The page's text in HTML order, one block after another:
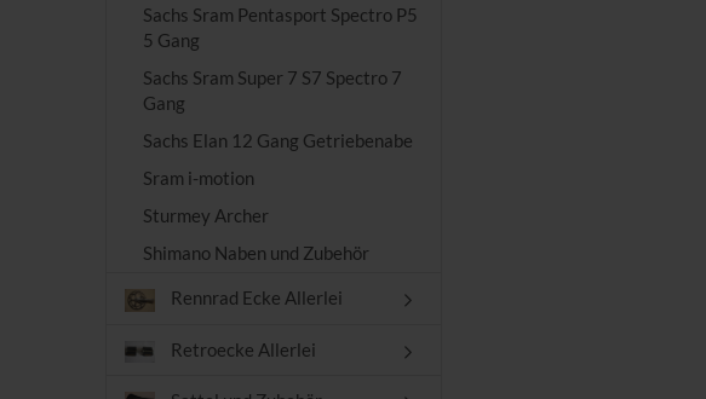
Sachs Sram Pentasport Spectro P5
5 Gang
Sachs Sram Super 7 S7 Spectro 7
Gang
Sachs Elan 12 Gang Getriebenabe
Sram i-motion
Sturmey Archer
Shimano Naben und Zubehör
Rennrad Ecke Allerlei
Retroecke Allerlei